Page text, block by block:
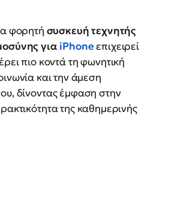
φορητή συσκευή τεχνητής
για iPhoneεπιχειρεί
πιο κοντά τη φωνητική
και την άμεση
δίνοντας έμφαση στην
της καθημερινής